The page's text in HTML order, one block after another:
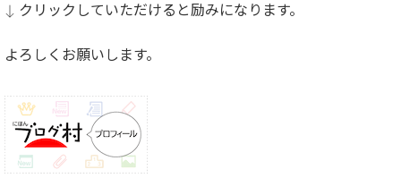
↓ クリックしていただけると励みになります。
よろしくお願いします。